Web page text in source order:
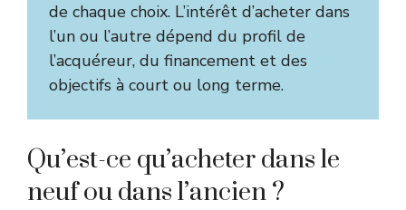
de chaque choix. L’intérêt d’acheter dans
l’un ou l’autre dépend du profil de
l’acquéreur, du financement et des
objectifs à court ou long terme.
Qu’est-ce qu’acheter dans le
neuf ou dans l’ancien ?